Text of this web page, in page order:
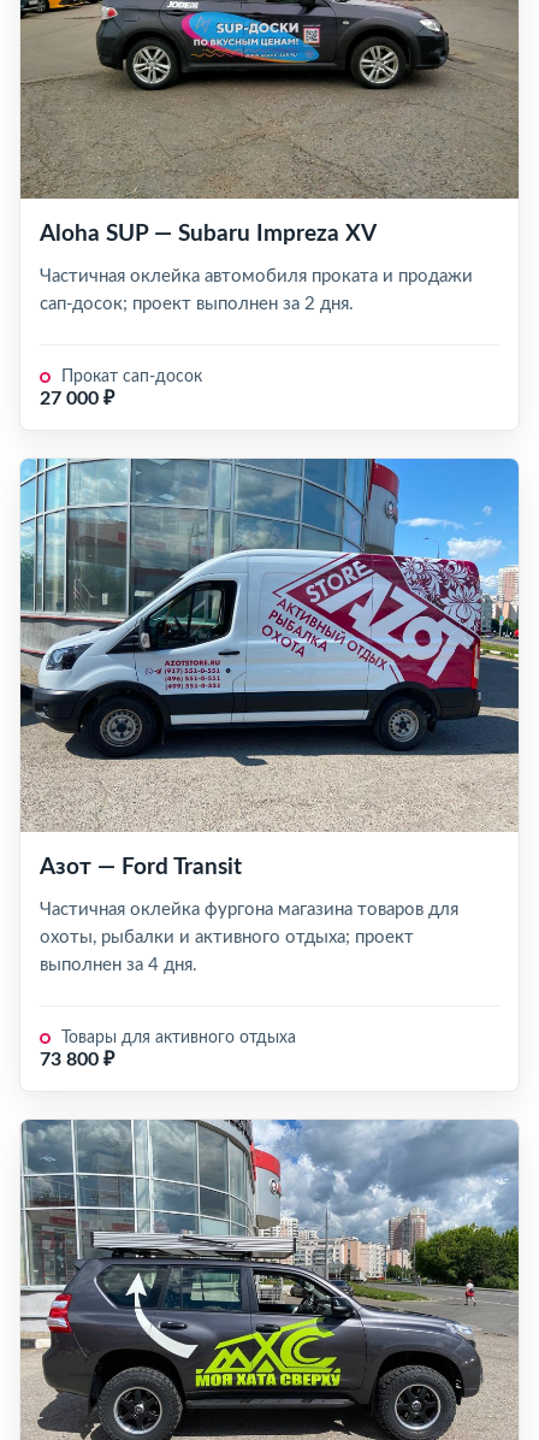
Aloha SUP — Subaru Impreza XV
Частичная оклейка автомобиля проката и продажи
сап-досок; проект выполнен за 2 дня.
Прокат сап-досок
27 000 ₽
Азот — Ford Transit
Частичная оклейка фургона магазина товаров для
охоты, рыбалки и активного отдыха; проект
выполнен за 4 дня.
Товары для активного отдыха
73 800 ₽